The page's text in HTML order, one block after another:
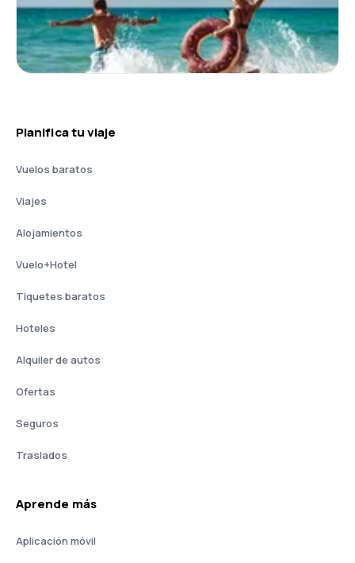
Planifica tu viaje
Vuelos baratos
Viajes
Alojamientos
Vuelo+Hotel
Tiquetes baratos
Hoteles
Alquiler de autos
Ofertas
Seguros
Traslados
Aprende más
Aplicación móvil